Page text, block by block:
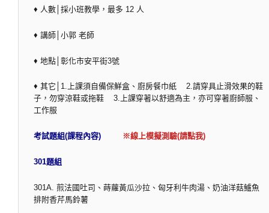
♦ 人數│採小班教學，最多 12 人
♦ 講師│小郭 老師
♦ 地點│彰化市安平街3號
♦ 其它│1.上課須自備保鮮盒、廚房餐巾紙 2.請穿具止滑效果的鞋
子，勿穿涼鞋或拖鞋 3.上課穿著以舒適為主，亦可穿著廚師服、
工作服
考試題組(課程內容) ※線上模擬測驗(請點我)
301題組
301A. 煎法國吐司、蒔蘿黃瓜沙拉、匈牙利牛肉湯、奶油洋菇鱸魚
排附香芹馬鈴薯